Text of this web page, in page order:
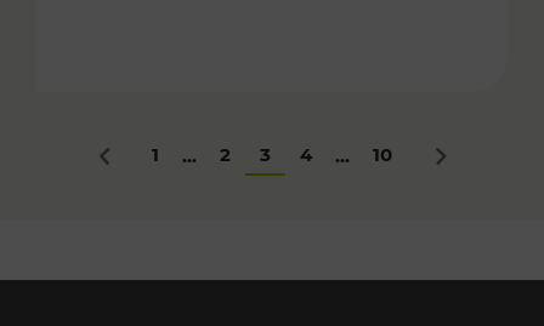
Zurück
1 ... 2 3 4 ... 10 Nächstes